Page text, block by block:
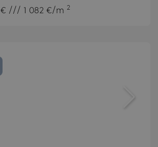
€ /// 1 082 €/m 2